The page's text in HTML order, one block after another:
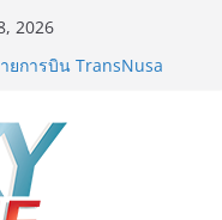
2026
การบิน TransNusa
โรจน์ ยกระดับ
ป้องกัน สู่ศูนย์กลางภาค